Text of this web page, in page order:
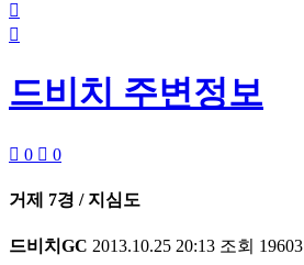


드비치 주변정보
 0  0
거제 7경 / 지심도
드비치GC 2013.10.25 20:13 조회 19603